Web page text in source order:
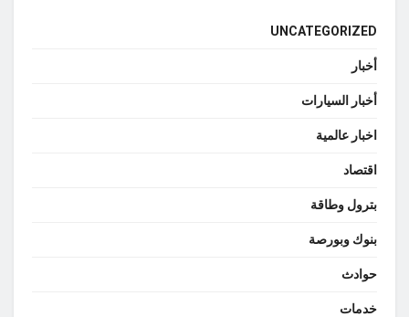
UNCATEGORIZED
أخبار
أخبار السيارات
اخبار عالمية
اقتصاد
بترول وطاقة
بنوك وبورصة
حوادث
خدمات